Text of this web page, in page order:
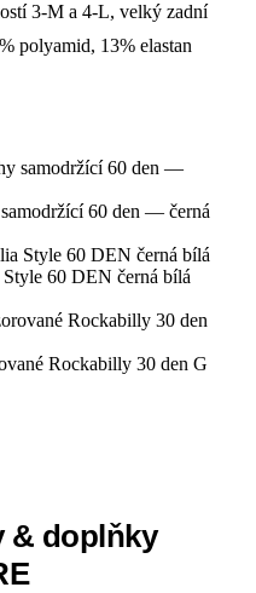
3-M a 4-L, velký zadní
polyamid, 13% elastan
60 den — černá
60 DEN černá bílá
Rockabilly 30 den G
& doplňky